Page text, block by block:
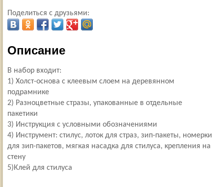
Поделиться с друзьями:
Описание
В набор входит:
1) Холст-основа с клеевым слоем на деревянном
подрамнике
2) Разноцветные стразы, упакованные в отдельные
пакетики
3) Инструкция с условными обозначениями
4) Инструмент: стилус, лоток для страз, зип-пакеты, номерки
для зип-пакетов, мягкая насадка для стилуса, крепления на
стену
5)Клей для стилуса